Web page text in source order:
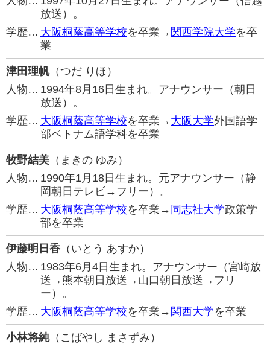
放送）。
学歴… 大阪桐蔭高等学校を卒業→ 関西学院大学を卒
業
津田理帆（つだ りほ）
人物… 1994年8月16日生まれ。アナウンサー（朝日
放送）。
学歴… 大阪桐蔭高等学校を卒業→ 大阪大学外国語学
部ベトナム語学科を卒業
牧野結美 （まきの ゆみ）
人物… 1990年1月18日生まれ。元アナウンサー（静
岡朝日テレビ→フリー）。
学歴… 大阪桐蔭高等学校を卒業→ 同志社大学政策学
部を卒業
伊藤明日香 （いとう あすか）
人物… 1983年6月4日生まれ。アナウンサー（宮崎放
送→熊本朝日放送→山口朝日放送→フリ
ー）。
学歴… 大阪桐蔭高等学校を卒業→ 関西大学を卒業
小林将純（こばやし まさずみ）